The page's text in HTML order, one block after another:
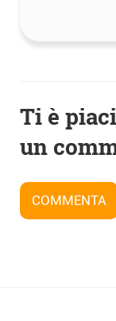
articoli
Ti è
un
COMMENTA